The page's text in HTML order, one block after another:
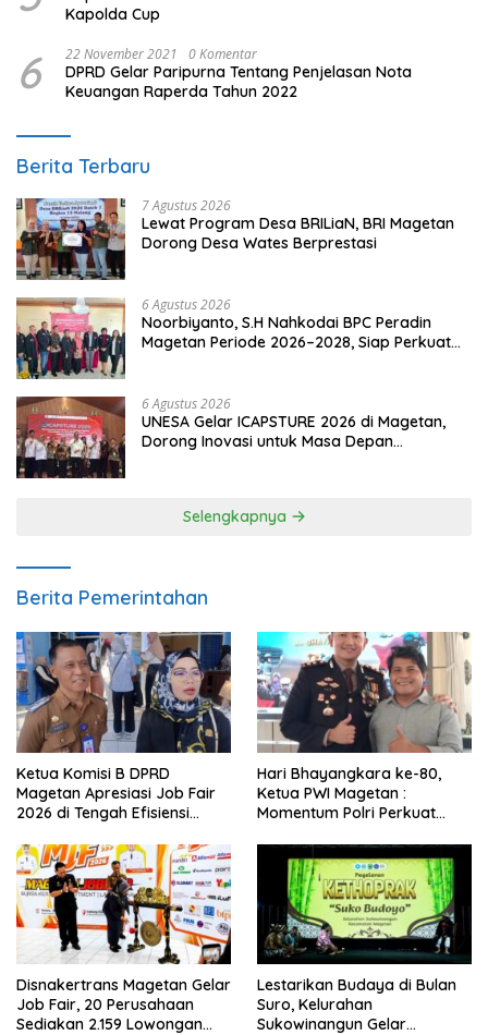
Kapolda Cup
6 22 November 2021 0 Komentar
DPRD Gelar Paripurna Tentang Penjelasan Nota
Keuangan Raperda Tahun 2022
Berita Terbaru
7 Agustus 2026
Lewat Program Desa BRILiaN, BRI Magetan
Dorong Desa Wates Berprestasi
6 Agustus 2026
Noorbiyanto, S.H Nahkodai BPC Peradin
Magetan Periode 2026–2028, Siap Perkuat
6 Agustus 2026
UNESA Gelar ICAPSTURE 2026 di Magetan,
Dorong Inovasi untuk Masa Depan
Selengkapnya
Berita Pemerintahan
Ketua Komisi B DPRD
Magetan Apresiasi Job Fair
2026 di Tengah Efisiensi
Hari Bhayangkara ke-80,
Ketua PWI Magetan :
Momentum Polri Perkuat
Disnakertrans Magetan Gelar
Job Fair, 20 Perusahaan
Sediakan 2.159 Lowongan
Lestarikan Budaya di Bulan
Suro, Kelurahan
Sukowinangun Gelar